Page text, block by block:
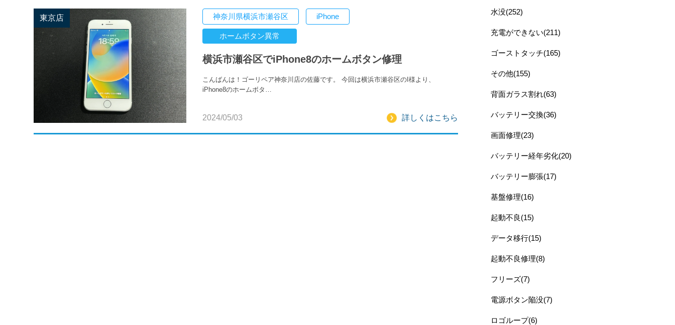
東京店 神奈川県横浜市瀬谷区 iPhone
ホームボタン異常
横浜市瀬谷区でiPhone8のホームボタン修理
こんばんは！ゴーリペア神奈川店の佐藤です。 今回は横浜市瀬谷区のI様より、
iPhone8のホームボタ…
2024/05/03 詳しくはこちら
水没(252)
充電ができない(211)
ゴーストタッチ(165)
その他(155)
背面ガラス割れ(63)
バッテリー交換(36)
画面修理(23)
バッテリー経年劣化(20)
バッテリー膨張(17)
基盤修理(16)
起動不良(15)
データ移行(15)
起動不良修理(8)
フリーズ(7)
電源ボタン陥没(7)
ロゴループ(6)